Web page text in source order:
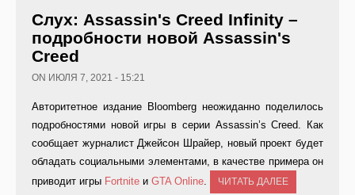
Слух: Assassin's Creed Infinity –
подробности новой Assassin's
Creed
ON ИЮЛЯ 7, 2021 - 15:21
Авторитетное издание Bloomberg неожиданно поделилось
подробностями новой игры в серии Assassin’s Creed. Как
сообщает журналист Джейсон Шрайер, новый проект будет
обладать социальными элементами, в качестве примера он
приводит игры Fortnite и GTA Online. ЧИТАТЬ ДАЛЕЕ